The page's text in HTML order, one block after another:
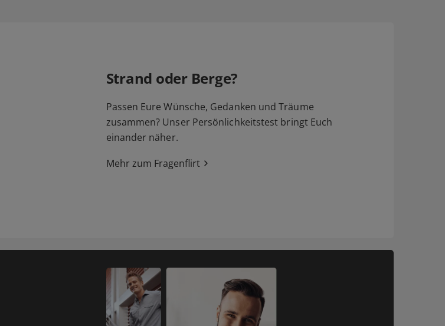
Strand oder Berge?
Passen Eure Wünsche, Gedanken und Träume
zusammen? Unser Persönlichkeitstest bringt Euch
einander näher.
Mehr zum Fragenflirt